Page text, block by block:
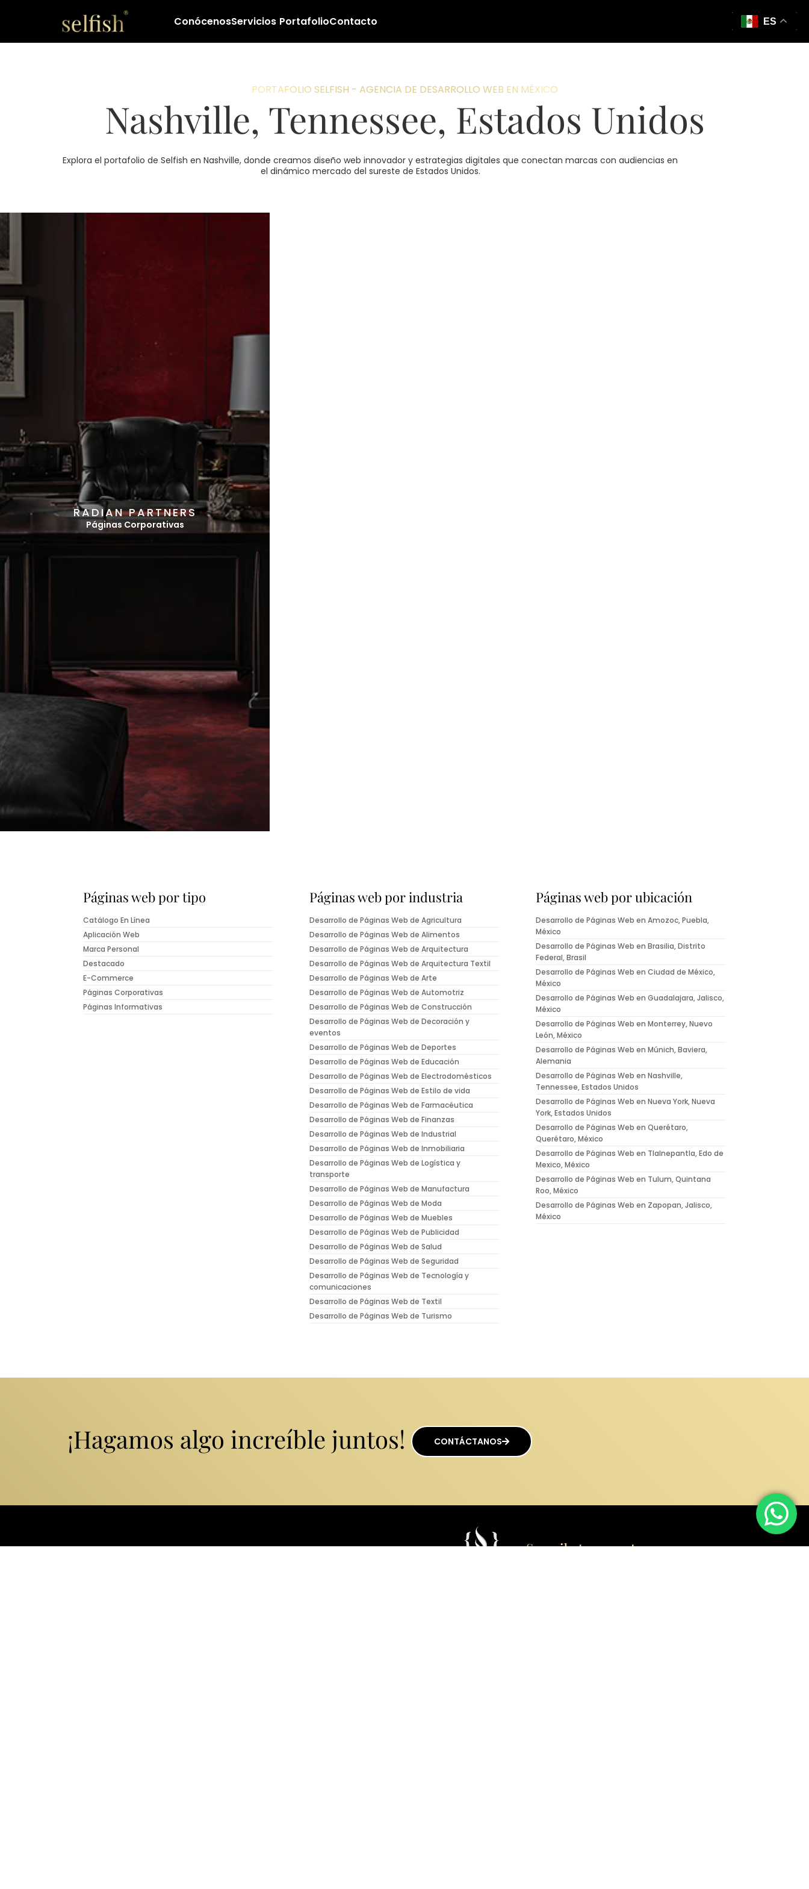
ConócenosServicios PortafolioContacto
PORTAFOLIO SELFISH - AGENCIA DE DESARROLLO WEB EN MÉXICO
Nashville, Tennessee, Estados Unidos
Explora el portafolio de Selfish en Nashville, donde creamos diseño web innovador y estrategias digitales que conectan marcas con audiencias en
el dinámico mercado del sureste de Estados Unidos.
RADIAN PARTNERS
Páginas Corporativas
Páginas web por tipo
Catálogo En Línea
Aplicación Web
Marca Personal
Destacado
E-Commerce
Páginas Corporativas
Páginas Informativas
Páginas web por industria
Desarrollo de Páginas Web de Agricultura
Desarrollo de Páginas Web de Alimentos
Desarrollo de Páginas Web de Arquitectura
Desarrollo de Páginas Web de Arquitectura Textil
Desarrollo de Páginas Web de Arte
Desarrollo de Páginas Web de Automotriz
Desarrollo de Páginas Web de Construcción
Desarrollo de Páginas Web de Decoración y
eventos
Desarrollo de Páginas Web de Deportes
Desarrollo de Páginas Web de Educación
Desarrollo de Páginas Web de Electrodomésticos
Desarrollo de Páginas Web de Estilo de vida
Desarrollo de Páginas Web de Farmacéutica
Desarrollo de Páginas Web de Finanzas
Desarrollo de Páginas Web de Industrial
Desarrollo de Páginas Web de Inmobiliaria
Desarrollo de Páginas Web de Logística y
transporte
Desarrollo de Páginas Web de Manufactura
Desarrollo de Páginas Web de Moda
Desarrollo de Páginas Web de Muebles
Desarrollo de Páginas Web de Publicidad
Desarrollo de Páginas Web de Salud
Desarrollo de Páginas Web de Seguridad
Desarrollo de Páginas Web de Tecnología y
comunicaciones
Desarrollo de Páginas Web de Textil
Desarrollo de Páginas Web de Turismo
Páginas web por ubicación
Desarrollo de Páginas Web en Amozoc, Puebla,
México
Desarrollo de Páginas Web en Brasilia, Distrito
Federal, Brasil
Desarrollo de Páginas Web en Ciudad de México,
México
Desarrollo de Páginas Web en Guadalajara, Jalisco,
México
Desarrollo de Páginas Web en Monterrey, Nuevo
León, México
Desarrollo de Páginas Web en Múnich, Baviera,
Alemania
Desarrollo de Páginas Web en Nashville,
Tennessee, Estados Unidos
Desarrollo de Páginas Web en Nueva York, Nueva
York, Estados Unidos
Desarrollo de Páginas Web en Querétaro,
Querétaro, México
Desarrollo de Páginas Web en Tlalnepantla, Edo de
Mexico, México
Desarrollo de Páginas Web en Tulum, Quintana
Roo, México
Desarrollo de Páginas Web en Zapopan, Jalisco,
México
¡Hagamos algo increíble juntos! CONTÁCTANOS
Suscribete a nuestro
ES